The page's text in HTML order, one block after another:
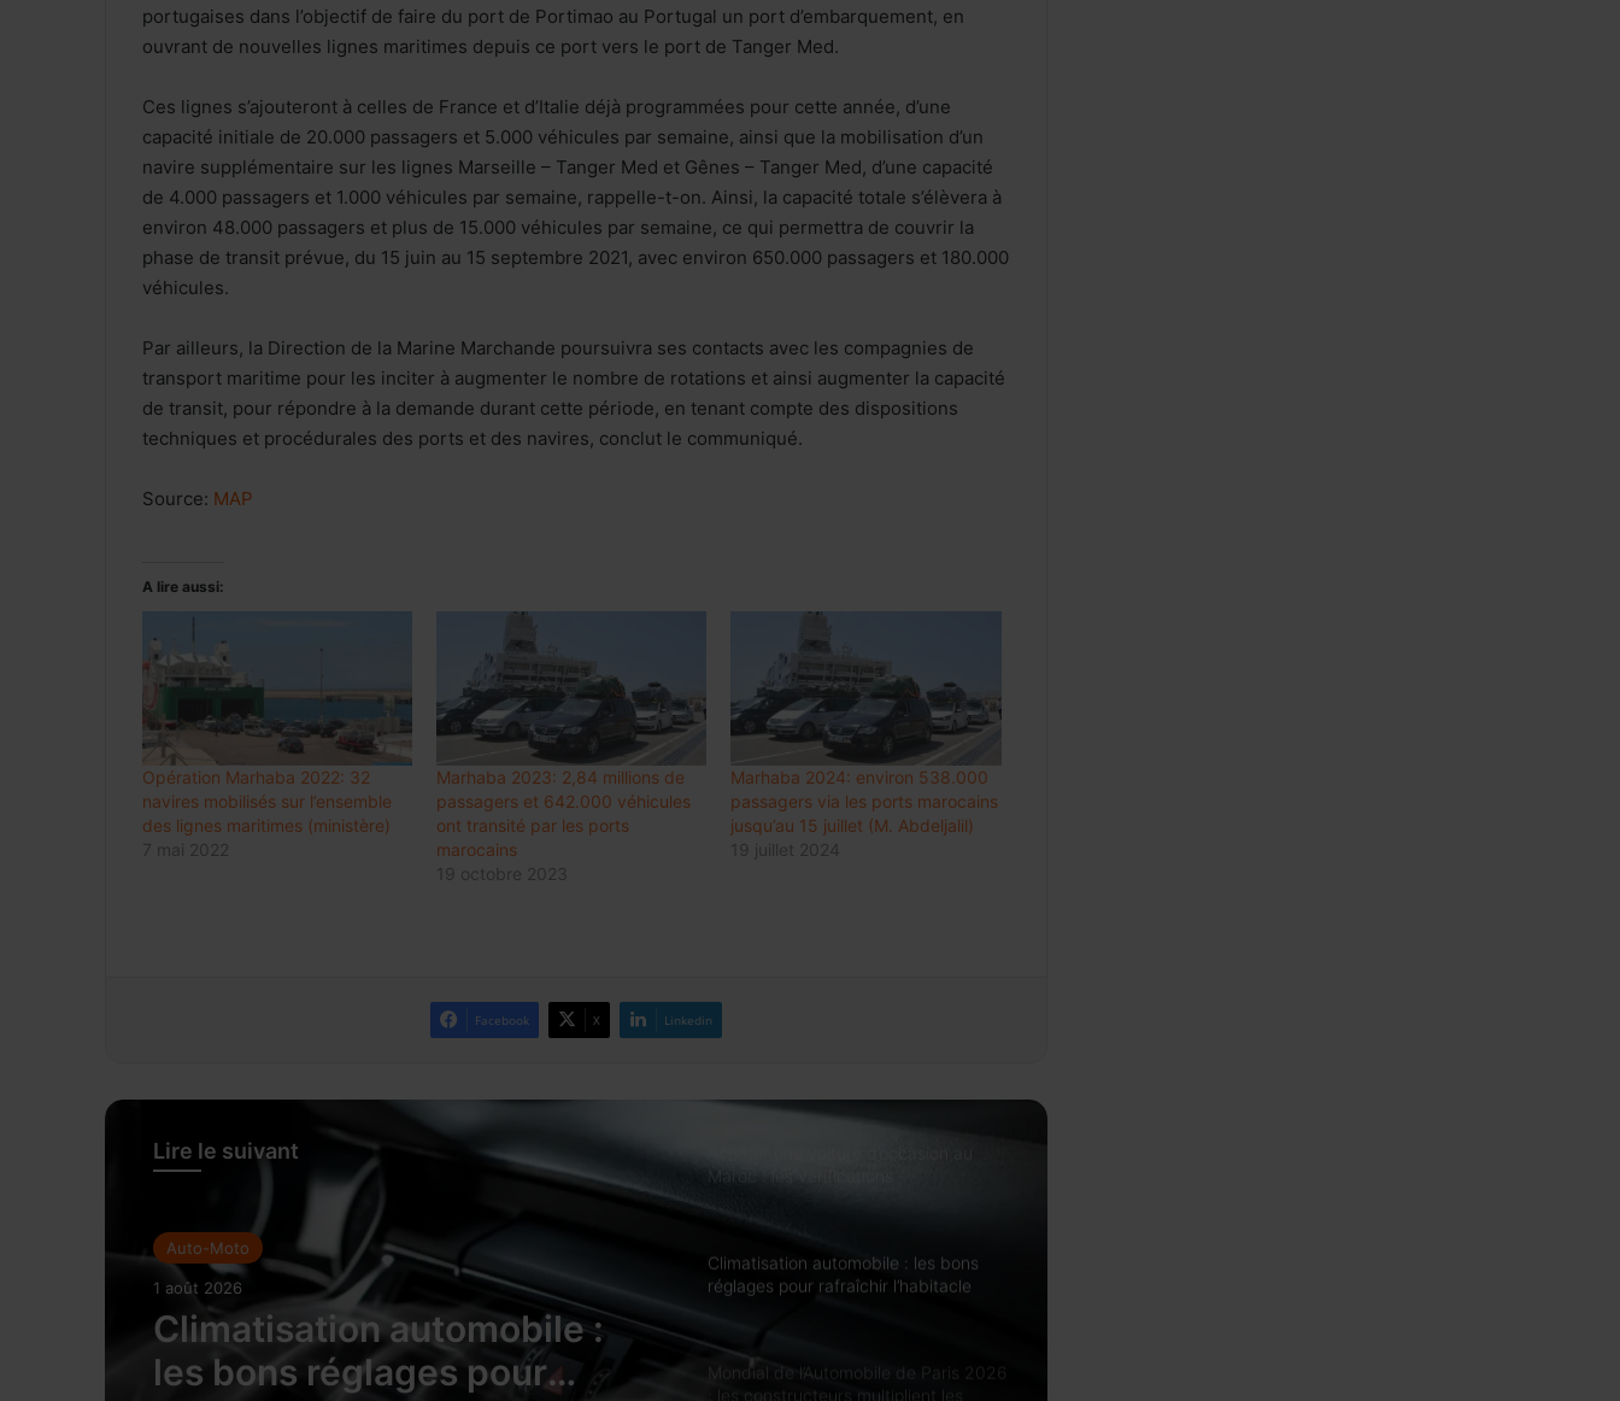
portugaises dans l’objectif de faire du port de Portimao au Portugal un port d’embarquement, en
ouvrant de nouvelles lignes maritimes depuis ce port vers le port de Tanger Med.
Ces lignes s’ajouteront à celles de France et d’Italie déjà programmées pour cette année, d’une
capacité initiale de 20.000 passagers et 5.000 véhicules par semaine, ainsi que la mobilisation d’un
navire supplémentaire sur les lignes Marseille – Tanger Med et Gênes – Tanger Med, d’une capacité
de 4.000 passagers et 1.000 véhicules par semaine, rappelle-t-on. Ainsi, la capacité totale s’élèvera à
environ 48.000 passagers et plus de 15.000 véhicules par semaine, ce qui permettra de couvrir la
phase de transit prévue, du 15 juin au 15 septembre 2021, avec environ 650.000 passagers et 180.000
véhicules.
Par ailleurs, la Direction de la Marine Marchande poursuivra ses contacts avec les compagnies de
transport maritime pour les inciter à augmenter le nombre de rotations et ainsi augmenter la capacité
de transit, pour répondre à la demande durant cette période, en tenant compte des dispositions
techniques et procédurales des ports et des navires, conclut le communiqué.
Source: MAP
A lire aussi:
Opération Marhaba 2022: 32
navires mobilisés sur l’ensemble
des lignes maritimes (ministère)
7 mai 2022
Marhaba 2023: 2,84 millions de
passagers et 642.000 véhicules
ont transité par les ports
marocains
19 octobre 2023
Marhaba 2024: environ 538.000
passagers via les ports marocains
jusqu’au 15 juillet (M. Abdeljalil)
19 juillet 2024
Facebook X Linkedin
Lire le suivant
Auto-Moto
1 août 2026
Climatisation automobile :
les bons réglages pour
en hausse de 48%
Luxe : les groupes mondiaux
attendent le rebond de la
consommation en Chine
Meknès résilie le contrat de City Bus
et prépare une gestion publique locale
Prix des médicaments: les
Maroc : les vérifications
Climatisation automobile : les bons
réglages pour rafraîchir l’habitacle
Mondial de l’Automobile de Paris 2026
: les constructeurs multiplient les